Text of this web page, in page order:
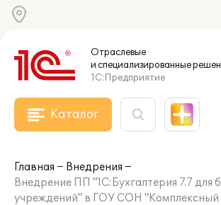
Отраслевые
и специализированные
1С:Предприятие
Каталог
Главная
Внедрения
Внедрение ПП "1С:Бухгалтерия 7.7 для
учреждений" в ГОУ СОН "Комплексный